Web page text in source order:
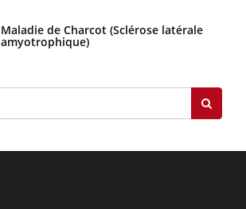
Maladie de Charcot (Sclérose latérale
amyotrophique)